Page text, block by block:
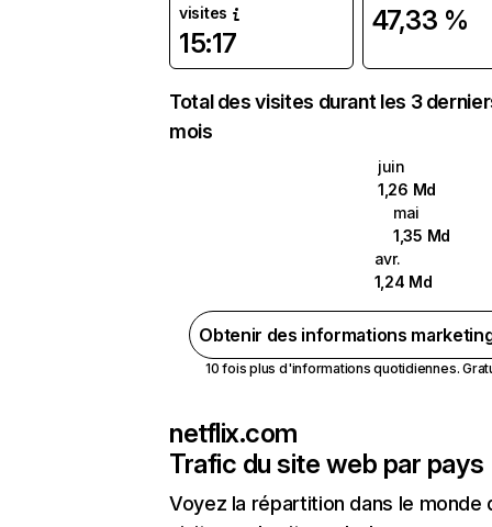
visites
15:17
47,33 %
Total des visites durant les 3
mois
juin
1,26 Md
mai
1,35 Md
avr.
1,24 Md
Obtenir des informations
10 fois plus d'informations quotidiennes.
netflix.com
Trafic du site web par pays
Voyez la répartition dans le monde